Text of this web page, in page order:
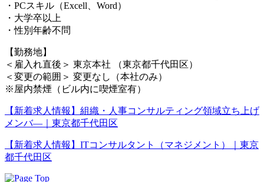
・PCスキル（Excell、Word）
・大学卒以上
・性別年齢不問
【勤務地】
＜雇入れ直後＞ 東京本社 （東京都千代田区）
＜変更の範囲＞ 変更なし（本社のみ）
※屋内禁煙（ビル内に喫煙室有）
【新着求人情報】組織・人事コンサルティング領域立ち上げ
メンバ―｜東京都千代田区
【新着求人情報】ITコンサルタント（マネジメント）｜東京
都千代田区